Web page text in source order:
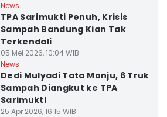
News
TPA Sarimukti Penuh, Krisis
Sampah Bandung Kian Tak
Terkendali
05 Mei 2026, 10:04 WIB
News
Dedi Mulyadi Tata Monju, 6 Truk
Sampah Diangkut ke TPA
Sarimukti
25 Apr 2026, 16:15 WIB